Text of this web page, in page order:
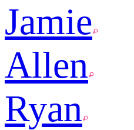
Jamie
Allen
Ryan